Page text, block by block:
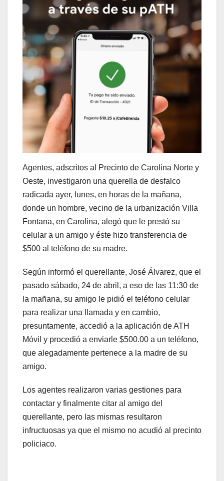
Agentes, adscritos al Precinto de Carolina Norte y
Oeste, investigaron una querella de desfalco
radicada ayer, lunes, en horas de la mañana,
donde un hombre, vecino de la urbanización Villa
Fontana, en Carolina, alegó que le prestó su
celular a un amigo y éste hizo transferencia de
$500 al teléfono de su madre.
Según informó el querellante, José Álvarez, que el
pasado sábado, 24 de abril, a eso de las 11:30 de
la mañana, su amigo le pidió el teléfono celular
para realizar una llamada y en cambio,
presuntamente, accedió a la aplicación de ATH
Móvil y procedió a enviarle $500.00 a un teléfono,
que alegadamente pertenece a la madre de su
amigo.
Los agentes realizaron varias gestiones para
contactar y finalmente citar al amigo del
querellante, pero las mismas resultaron
infructuosas ya que el mismo no acudió al precinto
policiaco.